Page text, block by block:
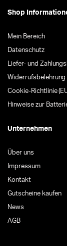
Shop
Mein Bereich
Datenschutz
Liefer- und
Cookie-Richtlinie
Hinweise zur
Unternehmen
Über uns
Impressum
Kontakt
Gutscheine kaufen
News
AGB